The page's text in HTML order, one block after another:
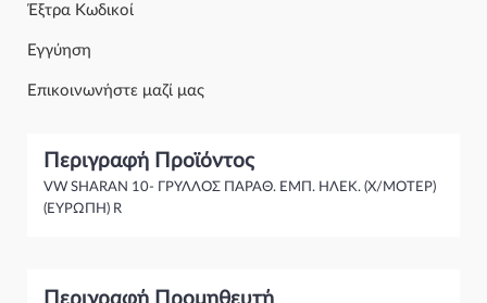
Έξτρα Κωδικοί
Εγγύηση
Επικοινωνήστε μαζί μας
Περιγραφή Προϊόντος
VW SHARAN 10- ΓΡΥΛΛΟΣ ΠΑΡΑΘ. ΕΜΠ. ΗΛΕΚ. (Χ/ΜΟΤΕΡ)
(ΕΥΡΩΠΗ) R